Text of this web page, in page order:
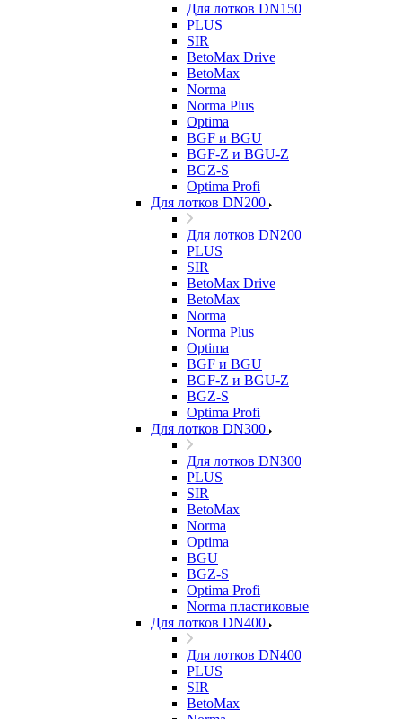
Для лотков DN150
PLUS
SIR
BetoMax Drive
BetoMax
Norma
Norma Plus
Optima
BGF и BGU
BGF-Z и BGU-Z
BGZ-S
Optima Profi
Для лотков DN200
Для лотков DN200
PLUS
SIR
BetoMax Drive
BetoMax
Norma
Norma Plus
Optima
BGF и BGU
BGF-Z и BGU-Z
BGZ-S
Optima Profi
Для лотков DN300
Для лотков DN300
PLUS
SIR
BetoMax
Norma
Optima
BGU
BGZ-S
Optima Profi
Norma пластиковые
Для лотков DN400
Для лотков DN400
PLUS
SIR
BetoMax